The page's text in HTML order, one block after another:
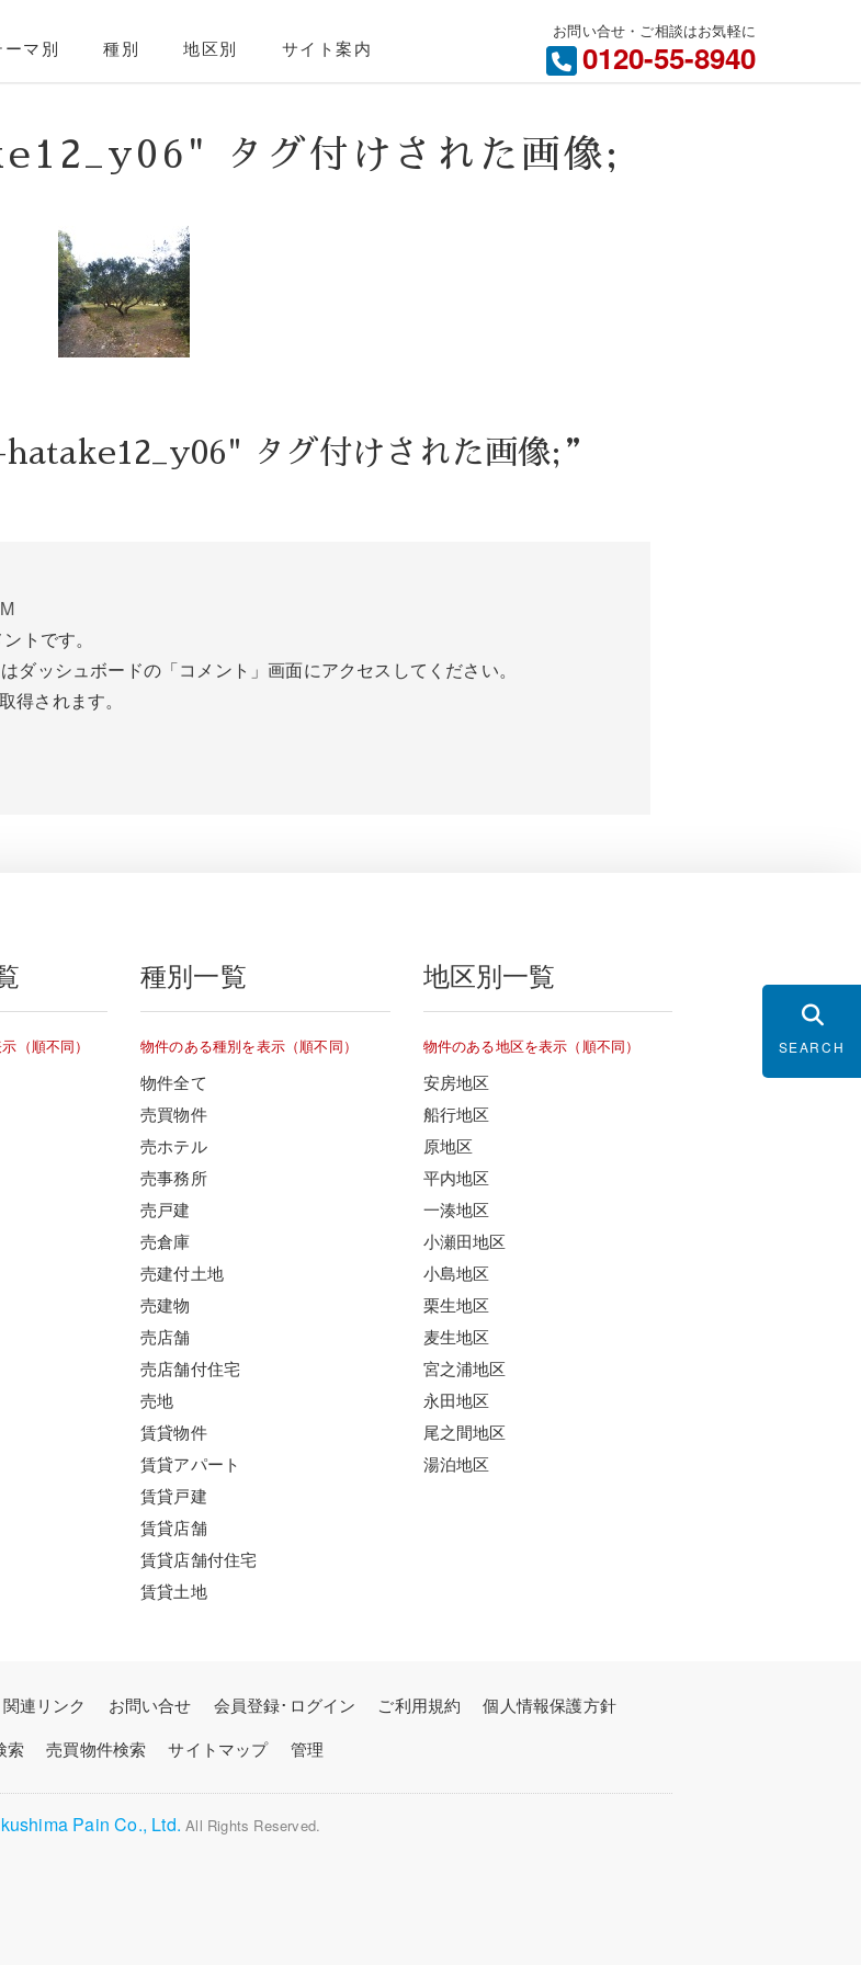
SEARCH
ーマ別 種別 地区別 サイト案内
お問い合せ・ご相談はお気軽に
0120-55-8940
タグ付けされた画像;
タグ付けされた画像;”
トです。
ダッシュボードの「コメント」画面にアクセスしてください。
得されます。
（順不同）
種別一覧
物件のある種別を表示（順不同）
物件全て
売買物件
売ホテル
売事務所
売戸建
売倉庫
売建付土地
売建物
売店舗
売店舗付住宅
売地
賃貸物件
賃貸アパート
賃貸戸建
賃貸店舗
賃貸店舗付住宅
賃貸土地
地区別一覧
物件のある地区を表示（順不同）
安房地区
船行地区
原地区
平内地区
一湊地区
小瀬田地区
小島地区
栗生地区
麦生地区
宮之浦地区
永田地区
尾之間地区
湯泊地区
関連リンク お問い合せ 会員登録･ログイン ご利用規約
個人情報保護方針
索
売買物件検索 サイトマップ 管理
Pain Co., Ltd. All Rights Reserved.